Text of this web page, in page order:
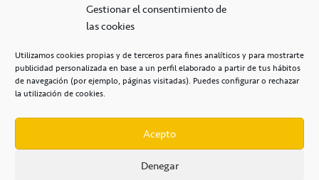
Gestionar el consentimiento de
las cookies
Utilizamos cookies propias y de terceros para fines analíticos y para mostrarte
publicidad personalizada en base a un perfil elaborado a partir de tus hábitos
de navegación (por ejemplo, páginas visitadas). Puedes configurar o rechazar
la utilización de cookies.
Acepto
Denegar
secretaria@cbcanarias.es
+34 922 253 684
Casa del Deporte / 38108 – La Laguna